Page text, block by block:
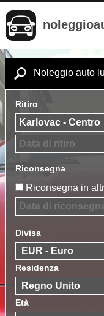
Noleggio auto
Ritiro
Riconsegna
Riconsegna in
Divisa
Residenza
Età